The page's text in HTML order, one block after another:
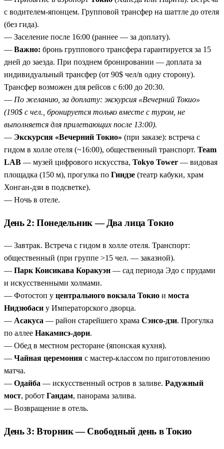
парк Мира и священный остров с «плавающими»
воротами ЮНЕСКО.
Четыре переезда на синкансене — Хамамацу – Киото,
Киото – Хиросима – Киото, Киото – Токио. Настоящий
японский опыт.
Онсэн в Атами и Киносаки— две ночи в горячих
источниках: одна на Тихом океане, другая в старинном
городке у Японского моря.
Фудзи и кимоно— фольклорная деревня у подножия
главной горы Японии.
Золотой павильон и сад 15 камней— классика Киото,
которую нельзя пропустить.
Говядина вагю в Кобе— легендарное блюдо в городе
его происхождения.
Аманохасидатэ — один из трёх лучших пейзажей
Японии— песчаная коса, сосны, море и небо в одном
Деревня Инэ — «морской Киото» — уникальные дома-
с водителем-японцем. Групповой трансфер на шаттле до отеля
(без гида).
— Заселение после 16:00 (раннее — за доплату).
— Важно: бронь группового трансфера гарантируется за 15
дней до заезда. При позднем бронировании — доплата за
индивидуальный трансфер (от 90$ чел/в одну сторону).
Трансфер возможен для рейсов с 6:00 до 20:30.
— По желанию, за доплату: экскурсия «Вечерний Токио»
(190$ с чел., бронируется только вместе с туром, не
выполняется для прилетающих после 13:00).
— Экскурсия «Вечерний Токио» (при заказе): встреча с
гидом в холле отеля (~16:00), общественный транспорт. Team
LAB — музей цифрового искусства, Tokyo Tower — видовая
площадка (150 м), прогулка по Гиндзе (театр кабуки, храм
Хонган-дзи в подсветке).
— Ночь в отеле.
День 2: Понедельник — Два лица Токио
— Завтрак. Встреча с гидом в холле отеля. Транспорт:
общественный (при группе >15 чел. — заказной).
— Парк Коисикава Коракуэн — сад периода Эдо с прудами
и искусственными холмами.
— Фотостоп у центрального вокзала Токио и моста
Нидзюбаси у Императорского дворца.
— Асакуса — район старейшего храма Сэнсо-дзи. Прогулка
по аллее Накамисэ-дори.
— Обед в местном ресторане (японская кухня).
— Чайная церемония с мастер-классом по приготовлению
матча.
— Одайба — искусственный остров в заливе. Радужный
мост, робот Гандам, панорама залива.
— Возвращение в отель.
День 3: Вторник — Свободный день в Токио